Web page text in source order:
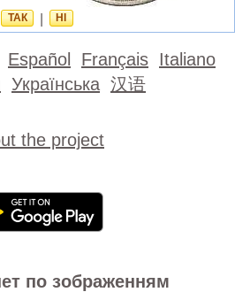
ТАК НІ
Español Français Italiano
Українська 汉语
the project
по зображенням